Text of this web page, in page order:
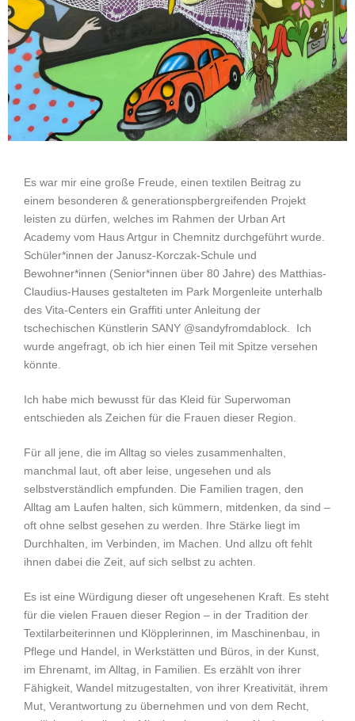
Es war mir eine große Freude, einen textilen Beitrag zu
einem besonderen & generationspbergreifenden Projekt
leisten zu dürfen, welches im Rahmen der Urban Art
Academy vom Haus Artgur in Chemnitz durchgeführt wurde.
Schüler*innen der Janusz-Korczak-Schule und
Bewohner*innen (Senior*innen über 80 Jahre) des Matthias-
Claudius-Hauses gestalteten im Park Morgenleite unterhalb
des Vita-Centers ein Graffiti unter Anleitung der
tschechischen Künstlerin SANY @sandyfromdablock.
Ich
wurde angefragt, ob ich hier einen Teil mit Spitze versehen
könnte.
Ich habe mich bewusst für das Kleid für Superwoman
entschieden als Zeichen für die Frauen dieser Region.
Für all jene, die im Alltag so vieles zusammenhalten,
manchmal laut, oft aber leise, ungesehen und als
selbstverständlich empfunden. Die Familien tragen, den
Alltag am Laufen halten, sich kümmern, mitdenken, da sind –
oft ohne selbst gesehen zu werden. Ihre Stärke liegt im
Durchhalten, im Verbinden, im Machen. Und allzu oft fehlt
ihnen dabei die Zeit, auf sich selbst zu achten.
Es ist eine Würdigung dieser oft ungesehenen Kraft. Es steht
für die vielen Frauen dieser Region – in der Tradition der
Textilarbeiterinnen und Klöpplerinnen, im Maschinenbau, in
Pflege und Handel, in Werkstätten und Büros, in der Kunst,
im Ehrenamt, im Alltag, in Familien. Es erzählt von ihrer
Fähigkeit, Wandel mitzugestalten, von ihrer Kreativität, ihrem
Mut, Verantwortung zu übernehmen und von dem Recht,